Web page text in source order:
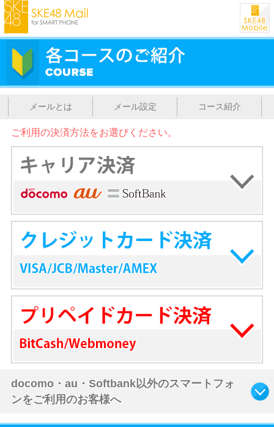
メールとは メール設定 コース紹介
ご利用の決済方法をお選びください。
docomo・au・Softbank以外のスマートフォ
ンをご利用のお客様へ